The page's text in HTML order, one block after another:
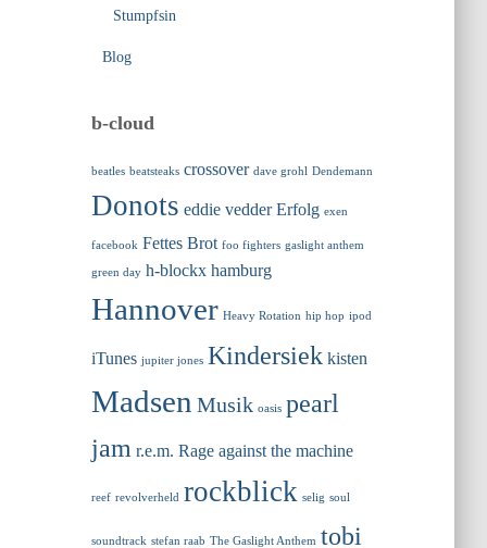
Stumpfsin
Blog
b-cloud
beatles beatsteaks crossover dave grohl Dendemann
Donots eddie vedder Erfolg exen
facebook Fettes Brot foo fighters gaslight anthem
green day h-blockx hamburg
Hannover Heavy Rotation hip hop ipod
iTunes jupiter jones Kindersiek kisten
Madsen Musik oasis pearl
jam r.e.m. Rage against the machine
reef revolverheld rockblick selig soul
soundtrack stefan raab The Gaslight Anthem tobi